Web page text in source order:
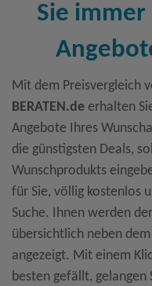
Sie
Mit dem Preisvergleich
BERATEN.de erhalten
Angebote Ihres
die günstigsten Deals,
Wunschprodukts
für Sie, völlig kostenlos
Suche. Ihnen werden
übersichtlich neben
angezeigt. Mit einem
besten gefällt, gelangen